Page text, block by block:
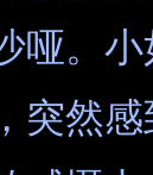
哑。
突然